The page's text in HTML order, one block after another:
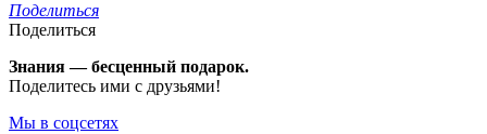
Поделиться
Поделиться
Знания — бесценный подарок.
Поделитесь ими с друзьями!
Мы в соцсетях